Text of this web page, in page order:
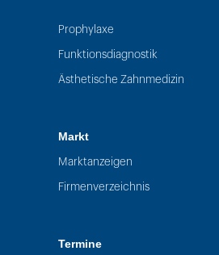
Prophylaxe
Funktionsdiagnostik
Ästhetische Zahnmedizin
Markt
Marktanzeigen
Firmenverzeichnis
Termine